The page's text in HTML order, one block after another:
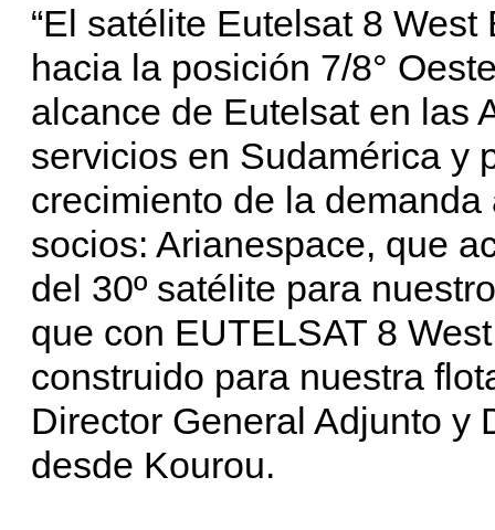
“El satélite Eutelsat 8
hacia la posición 7/8°
alcance de Eutelsat en las
servicios en Sudamérica y
crecimiento de la
socios: Arianespace, que
del 30º satélite para
que con EUTELSAT 8
construido para nuestra
Director General Adjunto y
desde Kourou.